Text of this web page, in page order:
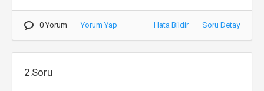
0 Yorum Yorum Yap Hata Bildir Soru Detay
2.Soru